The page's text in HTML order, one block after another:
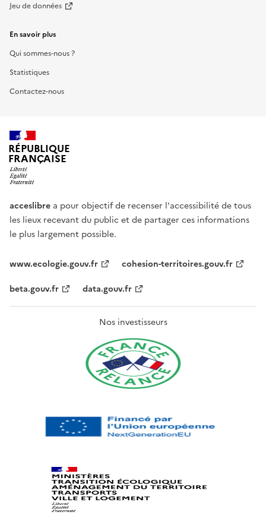
Jeu de données
En savoir plus
Qui sommes-nous ?
Statistiques
Contactez-nous
RÉPUBLIQUE
FRANÇAISE
acceslibre a pour objectif de recenser l'accessibilité de tous
les lieux recevant du public et de partager ces informations
le plus largement possible.
www.ecologie.gouv.fr
cohesion-territoires.gouv.fr
beta.gouv.fr
data.gouv.fr
Nos investisseurs